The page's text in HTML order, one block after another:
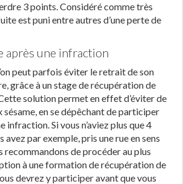
3 points. Considéré comme très
est puni entre autres d’une perte de
après une infraction
peut parfois éviter le retrait de son
grâce à un stage de récupération de
solution permet en effet d’éviter de
en se dépêchant de participer
infraction. Si vous n’aviez plus que 4
avez par exemple, pris une rue en sens
recommandons de procéder au plus
à une formation de récupération de
devrez y participer avant que vous